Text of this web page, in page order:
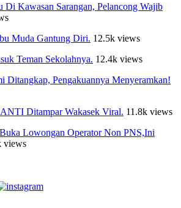
Di Kawasan Sarangan, Pelancong Wajib
Muda Gantung Diri. 12.5k views
Teman Sekolahnya. 12.4k views
Ditangkap, Pengakuannya Menyeramkan!
Ditampar Wakasek Viral. 11.8k views
Lowongan Operator Non PNS,Ini
views